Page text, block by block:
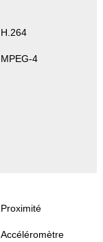
H.264
MPEG-4
Proximité
Accéléromètre